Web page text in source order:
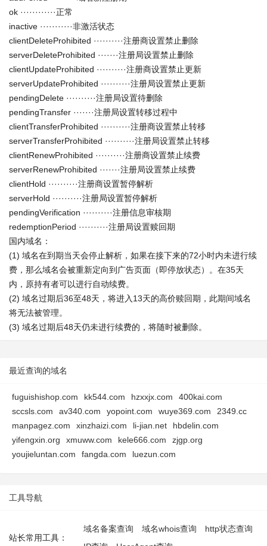
ok ············正常
inactive ···········非激活状态
clientDeleteProhibited ··········注册商设置禁止删除
serverDeleteProhibited ·······注册局设置禁止删除
clientUpdateProhibited ··········注册商设置禁止更新
serverUpdateProhibited ··········注册局设置禁止更新
pendingDelete ··········注册局设置待删除
pendingTransfer ·······注册局设置转移过程中
clientTransferProhibited ··········注册商设置禁止转移
serverTransferProhibited ··········注册局设置禁止转移
clientRenewProhibited ··········注册商设置禁止续费
serverRenewProhibited ·······注册局设置禁止续费
clientHold ··········注册商设置暂停解析
serverHold ··········注册局设置暂停解析
pendingVerification ··········注册信息审核期
redemptionPeriod ··········注册局设置赎回期
国内域名：
(1) 域名在到期当天会停止解析，如果在接下来的72小时内未进行续
费，那么域名会被重新定向到广告页面（即停放状态）。在35天
内，原持有者可以进行自动续费。
(2) 域名过期后36至48天，将进入13天的高价赎回期，此期间域名
将无法被管理。
(3) 域名过期后48天仍未进行续费的，将随时被删除。
最近查询的域名
fuguishishop.com kk544.com hzxxjx.com
400kai.com
sccsls.com
av340.com yopoint.com wuye369.com
2349.cc
manpagez.com
xinzhaizi.com li-jian.net
hbdelin.com
yifengxin.org
xmuww.com kele666.com
zjgp.org
youjieluntan.com
fangda.com luezun.com
工具导航
站长常用工具：
域名备案查询 域名whois查询
http状态查询